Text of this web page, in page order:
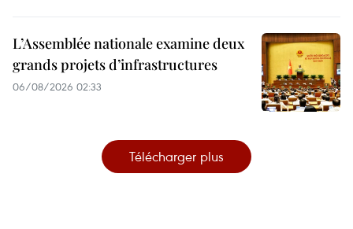
L’Assemblée nationale examine deux
grands projets d’infrastructures
06/08/2026 02:33
Télécharger plus